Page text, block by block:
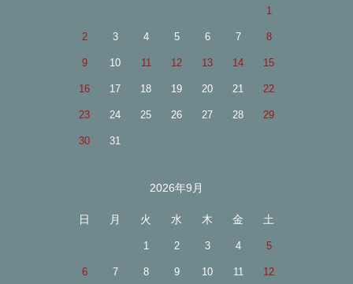
1
2 3 4 5 6 7 8
9 10 11 12 13 14 15
16 17 18 19 20 21 22
23 24 25 26 27 28 29
30 31
2026年9月
日 月 火 水 木 金 土
1 2 3 4 5
6 7 8 9 10 11 12